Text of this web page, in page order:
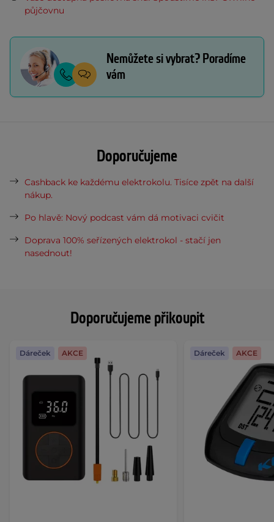
Doporučujeme přikoupit
Dáreček AKCE Dáreček AKCE
půjčovnu
Nemůžete si vybrat? Poradíme
vám
Doporučujeme
Cashback ke každému elektrokolu. Tisíce zpět na další
nákup.
Po hlavě: Nový podcast vám dá motivaci cvičit
Doprava 100% seřízených elektrokol - stačí jen
nasednout!